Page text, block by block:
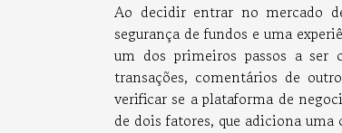
Ao decidir entrar no mercado
segurança de fundos e uma
um dos primeiros passos a ser
transações, comentários de
verificar se a plataforma de
de dois fatores, que adiciona